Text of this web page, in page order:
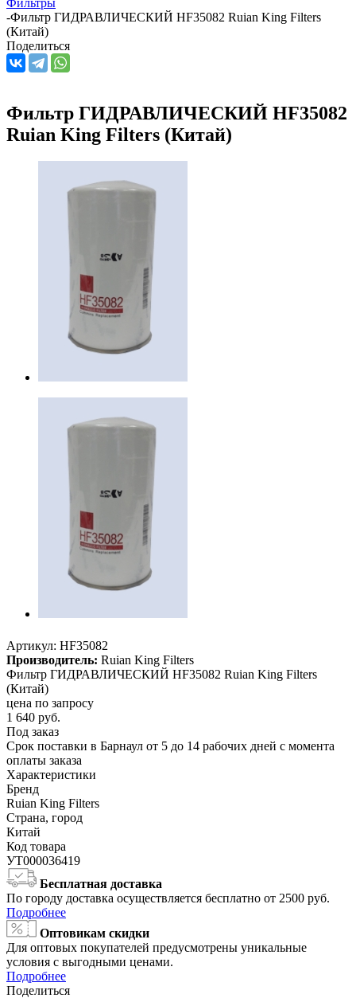
-Фильтр ГИДРАВЛИЧЕСКИЙ HF35082 Ruian King Filters
(Китай)
Поделиться
Фильтр ГИДРАВЛИЧЕСКИЙ HF35082
Ruian King Filters (Китай)
Артикул: HF35082
Производитель: Ruian King Filters
Фильтр ГИДРАВЛИЧЕСКИЙ HF35082 Ruian King Filters
(Китай)
цена по запросу
1 640 руб.
Под заказ
Срок поставки в Барнаул от 5 до 14 рабочих дней с момента
оплаты заказа
Характеристики
Бренд
Ruian King Filters
Страна, город
Китай
Код товара
УТ000036419
Бесплатная доставка
По городу доставка осуществляется бесплатно от 2500 руб.
Подробнее
Оптовикам скидки
Для оптовых покупателей предусмотрены уникальные
условия с выгодными ценами.
Подробнее
Поделиться